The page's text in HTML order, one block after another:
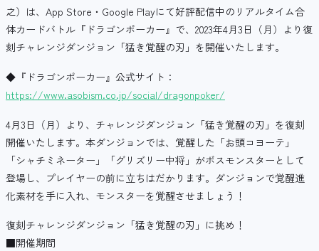
之）は、App Store・Google Playにて好評配信中のリアルタイム合
体カードバトル『ドラゴンポーカー』で、2023年4月3日（月）より復
刻チャレンジダンジョン「猛き覚醒の刃」を開催いたします。
◆『ドラゴンポーカー』公式サイト：
https://www.asobism.co.jp/social/dragonpoker/
4月3日（月）より、チャレンジダンジョン「猛き覚醒の刃」を復刻
開催いたします。本ダンジョンでは、覚醒した「お頭コヨーテ」
「シャチミネーター」「グリズリー中将」がボスモンスターとして
登場し、プレイヤーの前に立ちはだかります。ダンジョンで覚醒進
化素材を手に入れ、モンスターを覚醒させましょう！
復刻チャレンジダンジョン「猛き覚醒の刃」に挑め！
■開催期間